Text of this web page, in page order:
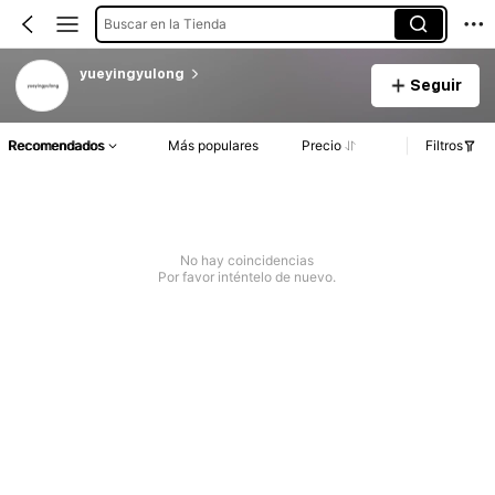
Buscar en la Tienda
yueyingyulong
Seguir
Recomendados Más populares Precio Filtros
No hay coincidencias
Por favor inténtelo de nuevo.